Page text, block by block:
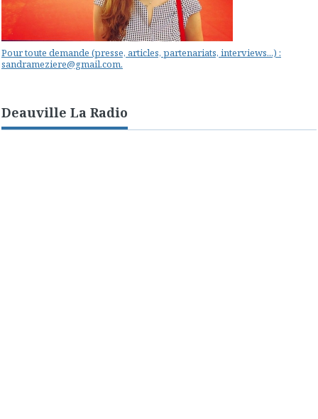
Pour toute demande (presse, articles, partenariats, interviews...) :
sandrameziere@gmail.com.
Deauville La Radio